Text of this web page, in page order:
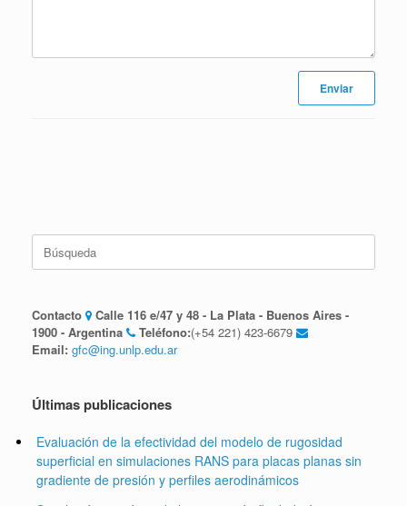
Buscar:
Contacto
Calle 116 e/47 y 48 - La Plata - Buenos Aires -
1900 - Argentina
Teléfono:(+54 221) 423-6679
Email: gfc@ing.unlp.edu.ar
Últimas publicaciones
Evaluación de la efectividad del modelo de rugosidad
superficial en simulaciones RANS para placas planas sin
gradiente de presión y perfiles aerodinámicos